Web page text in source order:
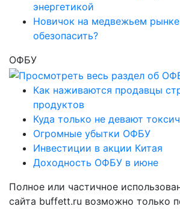
энергетикой
Новичок на медвежьем
обезопасить?
ОФБУ
Как наживаются продавцы
продуктов
Куда только не девают
Огромные убытки ОФБУ
Инвестиции в акции Китая
Доходность ОФБУ в июне
Полное или частичное
сайта buffett.ru возможно только